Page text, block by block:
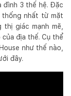
đình 3 thế hệ. Đặc
thống nhất từ mặt
giác mạnh mẽ,
địa thế. Cụ thể
như thế nào,
đây.